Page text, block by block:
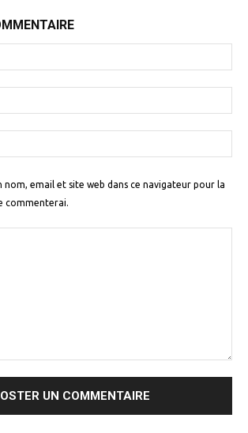
:
:
:
nom, email et site web dans ce navigateur pour la
commenterai.